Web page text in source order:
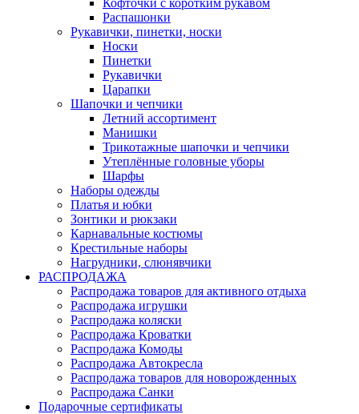
Кофточки с коротким рукавом
Распашонки
Рукавички, пинетки, носки
Носки
Пинетки
Рукавички
Царапки
Шапочки и чепчики
Летний ассортимент
Манишки
Трикотажные шапочки и чепчики
Утеплённые головные уборы
Шарфы
Наборы одежды
Платья и юбки
Зонтики и рюкзаки
Карнавальные костюмы
Крестильные наборы
Нагрудники, слюнявчики
РАСПРОДАЖА
Распродажа товаров для активного отдыха
Распродажа игрушки
Распродажа коляски
Распродажа Кроватки
Распродажа Комоды
Распродажа Автокресла
Распродажа товаров для новорожденных
Распродажа Санки
Подарочные сертификаты